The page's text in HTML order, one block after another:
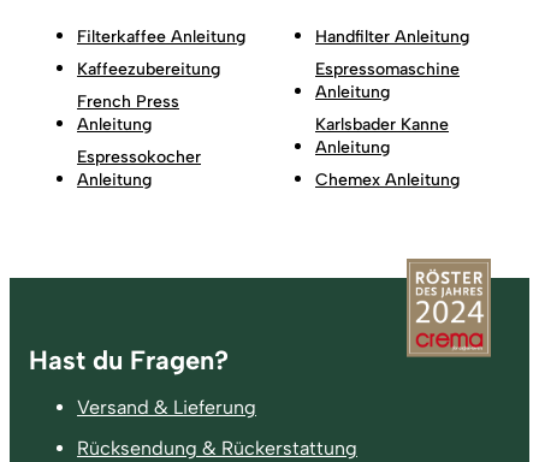
Filterkaffee Anleitung
Kaffeezubereitung
French Press
Anleitung
Espressokocher
Anleitung
Handfilter Anleitung
Espressomaschine
Anleitung
Karlsbader Kanne
Anleitung
Chemex Anleitung
Fußzeile
Hast du Fragen?
Versand & Lieferung
Rücksendung & Rückerstattung